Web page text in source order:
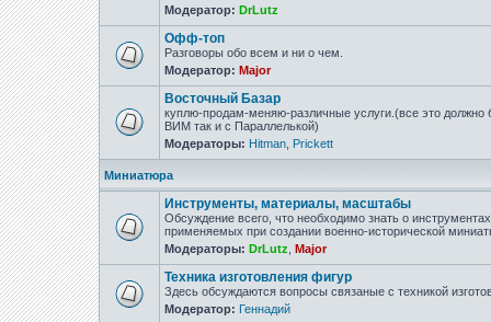
Модератор: DrLutz
Офф-топ
Разговоры обо всем и ни о чем.
Модератор: Major
Восточный Базар
куплю-продам-меняю-различные услуги.(все это должно
ВИМ так и с Параллелькой)
Модераторы: Hitman Prickett
Миниатюра
Инструменты, материалы, масштабы
Обсуждение всего, что необходимо знать о
применяемых при создании военно-исторической
Модераторы: DrLutz Major
Техника изготовления фигур
Здесь обсуждаются вопросы связаные с техникой
Модератор: Геннадий